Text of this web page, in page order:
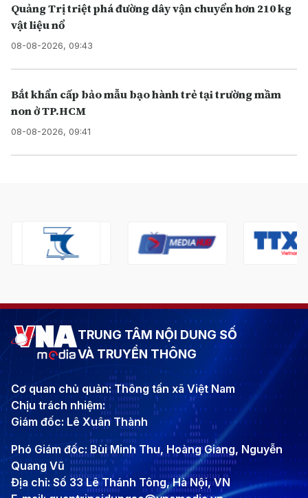
Quảng Trị triệt phá đường dây vận chuyển hơn 210 kg
vật liệu nổ
08-08-2026, 09:43
Bắt khẩn cấp bảo mẫu bạo hành trẻ tại trường mầm
non ở TP.HCM
08-08-2026, 09:41
TRUNG TÂM NỘI DUNG SỐ
VÀ TRUYỀN THÔNG
Cơ quan chủ quản: Thông tấn xã Việt Nam
Chịu trách nhiệm:
Giám đốc: Lê Xuân Thành
Phó Giám đốc: Bùi Minh Thu, Hoàng Giang, Nguyễn
Quang Vũ
Địa chỉ: Số 33 Lê Thánh Tông, Hà Nội, VN